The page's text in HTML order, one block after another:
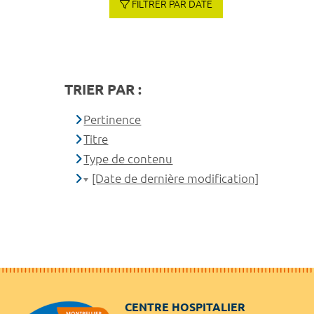
FILTRER PAR DATE
TRIER PAR :
Pertinence
Titre
Type de contenu
[Date de dernière modification]
CENTRE HOSPITALIER